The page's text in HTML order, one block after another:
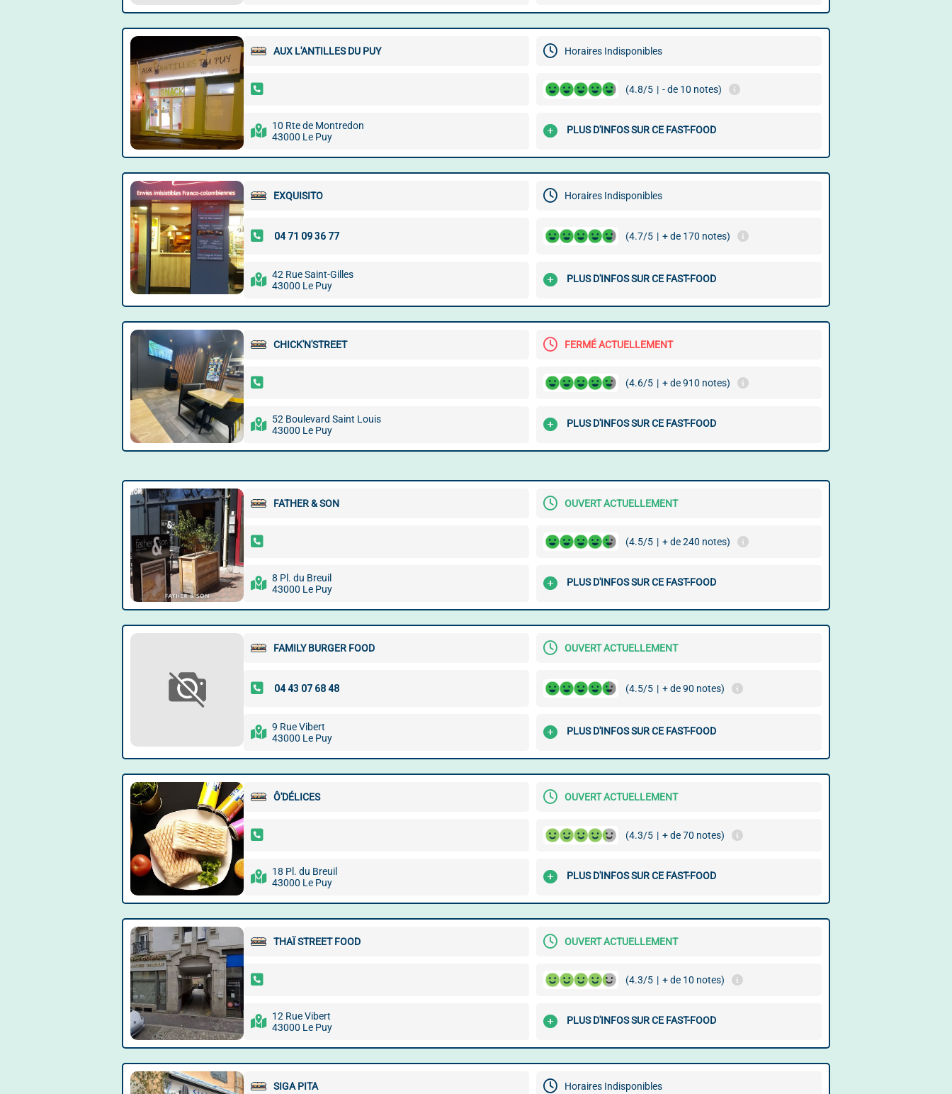
AUX L'ANTILLES DU PUY Horaires Indisponibles
(4.8/5 | - de 10 notes)
10 Rte de Montredon
43000 Le Puy
PLUS D'INFOS SUR CE FAST-FOOD
EXQUISITO Horaires Indisponibles
(4.7/5 | + de 170 notes)
42 Rue Saint-Gilles
43000 Le Puy
PLUS D'INFOS SUR CE FAST-FOOD
CHICK'N'STREET FERMÉ ACTUELLEMENT
(4.6/5 | + de 910 notes)
52 Boulevard Saint Louis
43000 Le Puy
PLUS D'INFOS SUR CE FAST-FOOD
FATHER & SON OUVERT ACTUELLEMENT
(4.5/5 | + de 240 notes)
8 Pl. du Breuil
43000 Le Puy
PLUS D'INFOS SUR CE FAST-FOOD
FAMILY BURGER FOOD OUVERT ACTUELLEMENT
(4.5/5 | + de 90 notes)
9 Rue Vibert
43000 Le Puy
PLUS D'INFOS SUR CE FAST-FOOD
Ô'DÉLICES OUVERT ACTUELLEMENT
(4.3/5 | + de 70 notes)
18 Pl. du Breuil
43000 Le Puy
PLUS D'INFOS SUR CE FAST-FOOD
THAÏ STREET FOOD OUVERT ACTUELLEMENT
(4.3/5 | + de 10 notes)
12 Rue Vibert
43000 Le Puy
PLUS D'INFOS SUR CE FAST-FOOD
SIGA PITA Horaires Indisponibles